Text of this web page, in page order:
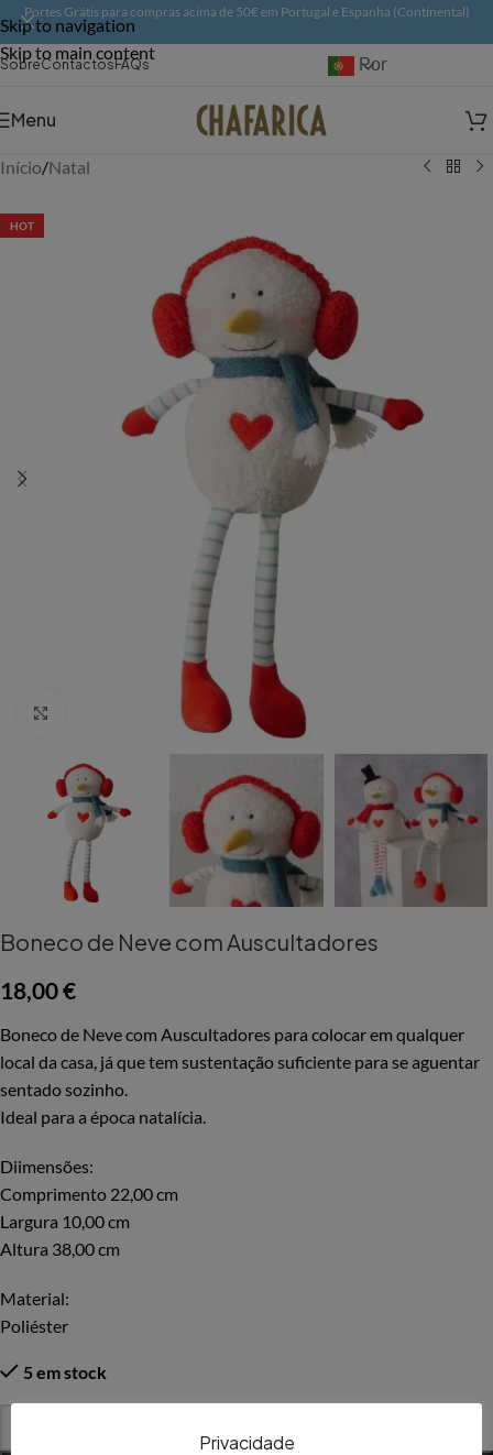
Skip to navigation
Skip to main content
Portes Grátis para compras acima de 50€ em Portugal e Espanha (Continental)
SobreContactosFAQs Português
Menu
Início/Natal
HOT
Aumentar Imagem
Boneco de Neve com Auscultadores
18,00€
Boneco de Neve com Auscultadores para colocar em qualquer
local da casa, já que tem sustentação suficiente para se aguentar
sentado sozinho.
Ideal para a época natalícia.
Diimensões:
Comprimento 22,00 cm
Largura 10,00 cm
Altura 38,00 cm
Material:
Poliéster
5 em stock
Privacidade